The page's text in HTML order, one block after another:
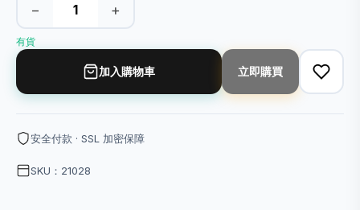
− +
有貨
加入購物車 立即購買
安全付款 · SSL 加密保障
SKU：21028